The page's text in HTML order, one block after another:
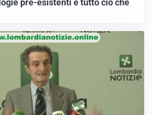
pre-esistenti e tutto ciò che